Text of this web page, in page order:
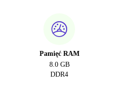
Pamięć RAM
8.0 GB
DDR4